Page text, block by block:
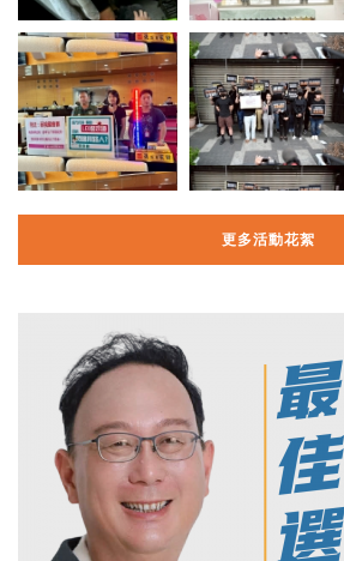
更多活動花絮